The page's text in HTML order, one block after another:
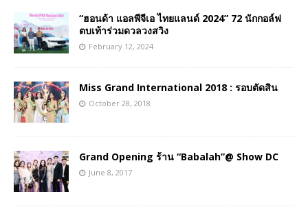
“ฮอนด้า แอลพีจีเอ ไทยแลนด์ 2024” 72 นักกอล์ฟ
ตบเท้าร่วมดวลวงสวิง
February 12, 2024
Miss Grand International 2018 : รอบตัดสิน
October 28, 2018
Grand Opening ร้าน “Babalah”@ Show DC
June 8, 2017